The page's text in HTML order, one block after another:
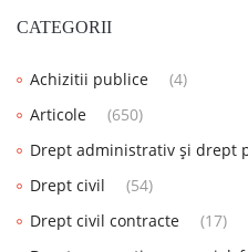
CATEGORII
Achizitii publice
(4)
Articole
(650)
Drept administrativ și drept
Drept civil
(54)
Drept civil contracte
(17)